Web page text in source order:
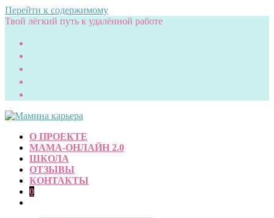
Перейти к содержимому
Твой лёгкий путь к удалённой работе
О ПРОЕКТЕ
МАМА-ОНЛАЙН 2.0
ШКОЛА
ОТЗЫВЫ
КОНТАКТЫ
0